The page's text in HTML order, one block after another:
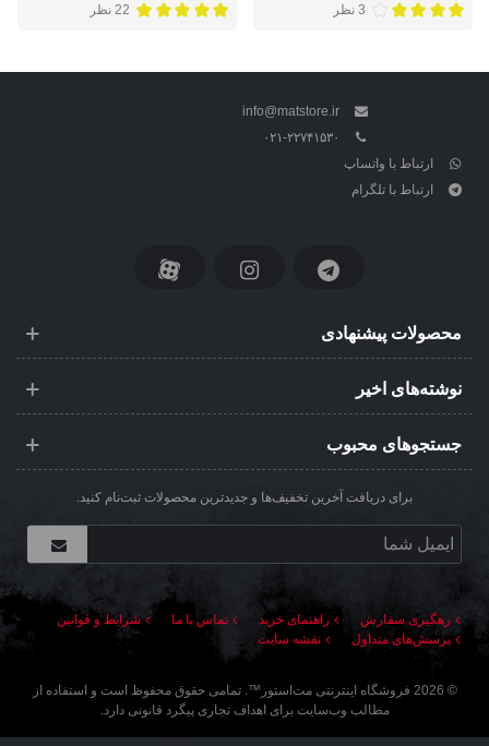
3 نظر 22 نظر
info@matstore.ir
۰۲۱-۲۲۷۴۱۵۳۰
ارتباط با واتساپ
ارتباط با تلگرام
محصولات پیشنهادی
نوشته‌های اخیر
جستجوهای محبوب
برای دریافت آخرین تخفیف‌ها و جدیدترین محصولات ثبت‌نام کنید.
رهگیری سفارش راهنمای خرید تماس با ما
شرایط و قوانین
پرسش‌های متداول
نقشه سایت
©
2026 فروشگاه اینترنتی مت‌استور ™. تمامی حقوق محفوظ است و استفاده از
مطالب وب‌سایت برای اهداف تجاری پیگرد قانونی دارد.